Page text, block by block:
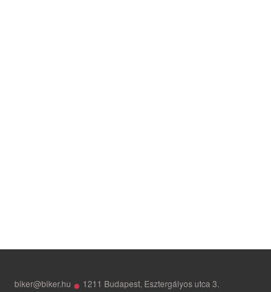
biker@biker.hu • 1211 Budapest, Esztergályos utca 3.